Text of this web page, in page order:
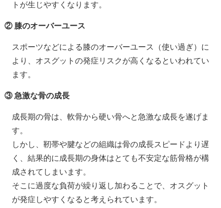
トが生じやすくなります。
② 膝のオーバーユース
スポーツなどによる膝のオーバーユース（使い過ぎ）に
より、オスグットの発症リスクが高くなるといわれてい
ます。
③ 急激な骨の成長
成長期の骨は、軟骨から硬い骨へと急激な成長を遂げま
す。
しかし、靭帯や腱などの組織は骨の成長スピードより遅
く、結果的に成長期の身体はとても不安定な筋骨格が構
成されてしまいます。
そこに過度な負荷が繰り返し加わることで、オスグット
が発症しやすくなると考えられています。